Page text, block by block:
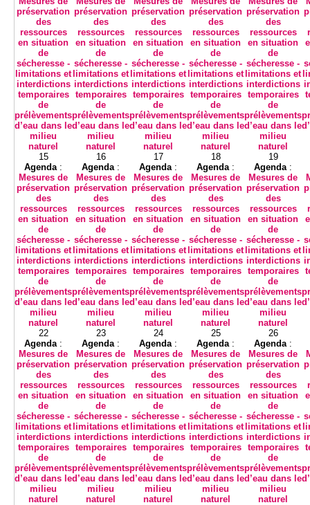
préservation
des
ressources
en situation
de
sécheresse -
limitations et
interdictions
temporaires
de
prélèvements
d’eau dans le
milieu
naturel
préservation
des
ressources
en situation
de
sécheresse -
limitations et
interdictions
temporaires
de
prélèvements
d’eau dans le
milieu
naturel
préservation
des
ressources
en situation
de
sécheresse -
limitations et
interdictions
temporaires
de
prélèvements
d’eau dans le
milieu
naturel
préservation
des
ressources
en situation
de
sécheresse -
limitations et
interdictions
temporaires
de
prélèvements
d’eau dans le
milieu
naturel
préservation
des
ressources
en situation
de
sécheresse -
limitations et
interdictions
temporaires
de
prélèvements
d’eau dans le
milieu
naturel
15
Agenda :
Mesures de
préservation
des
ressources
en situation
de
sécheresse -
limitations et
interdictions
temporaires
de
prélèvements
d’eau dans le
milieu
naturel
16
Agenda :
Mesures de
préservation
des
ressources
en situation
de
sécheresse -
limitations et
interdictions
temporaires
de
prélèvements
d’eau dans le
milieu
naturel
17
Agenda :
Mesures de
préservation
des
ressources
en situation
de
sécheresse -
limitations et
interdictions
temporaires
de
prélèvements
d’eau dans le
milieu
naturel
18
Agenda :
Mesures de
préservation
des
ressources
en situation
de
sécheresse -
limitations et
interdictions
temporaires
de
prélèvements
d’eau dans le
milieu
naturel
19
Agenda :
Mesures de
préservation
des
ressources
en situation
de
sécheresse -
limitations et
interdictions
temporaires
de
prélèvements
d’eau dans le
milieu
naturel
22
Agenda :
Mesures de
préservation
des
ressources
en situation
de
sécheresse -
limitations et
interdictions
temporaires
de
prélèvements
d’eau dans le
milieu
naturel
23
Agenda :
Mesures de
préservation
des
ressources
en situation
de
sécheresse -
limitations et
interdictions
temporaires
de
prélèvements
d’eau dans le
milieu
naturel
24
Agenda :
Mesures de
préservation
des
ressources
en situation
de
sécheresse -
limitations et
interdictions
temporaires
de
prélèvements
d’eau dans le
milieu
naturel
25
Agenda :
Mesures de
préservation
des
ressources
en situation
de
sécheresse -
limitations et
interdictions
temporaires
de
prélèvements
d’eau dans le
milieu
naturel
26
Agenda :
Mesures de
préservation
des
ressources
en situation
de
sécheresse -
limitations et
interdictions
temporaires
de
prélèvements
d’eau dans le
milieu
naturel